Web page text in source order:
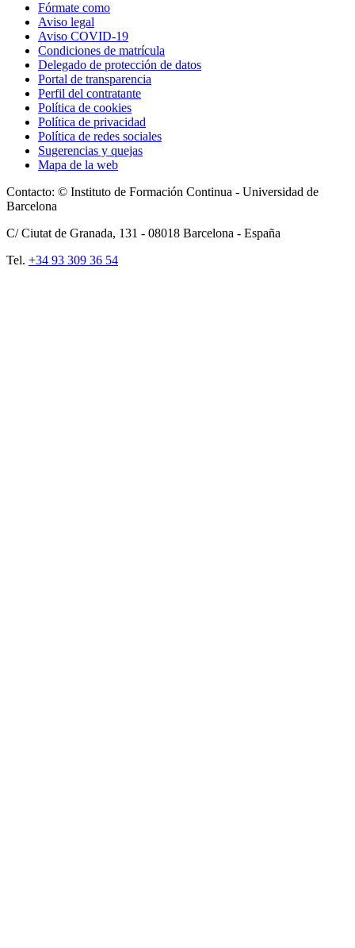
Fórmate como
Aviso legal
Aviso COVID-19
Condiciones de matrícula
Delegado de protección de datos
Portal de transparencia
Perfil del contratante
Política de cookies
Política de privacidad
Política de redes sociales
Sugerencias y quejas
Mapa de la web
Contacto: © Instituto de Formación Continua - Universidad de
Barcelona
C/ Ciutat de Granada, 131 - 08018 Barcelona - España
Tel. +34 93 309 36 54